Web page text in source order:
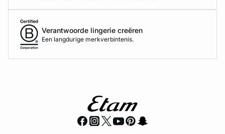
Verantwoorde lingerie creëren
Een langdurige merkverbintenis.